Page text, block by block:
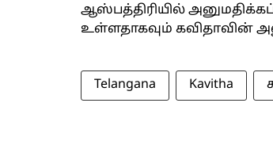
ஆஸ்பத்திரியில்
உள்ளதாகவும் கவிதாவின்
Telangana Kavitha